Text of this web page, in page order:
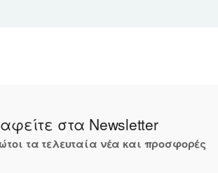
στα Newsletter
τα τελευταία νέα και προσφορές